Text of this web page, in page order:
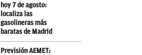
hoy 7 de agosto:
localiza las
gasolineras más
baratas de Madrid
Previsión AEMET: